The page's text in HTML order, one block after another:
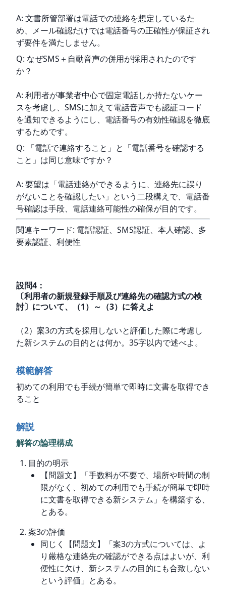
A: 文書所管部署は電話での連絡を想定しているた
め、メール確認だけでは電話番号の正確性が保証され
ず要件を満たしません。
Q: なぜSMS＋自動音声の併用が採用されたのです
か？
A: 利用者が事業者中心で固定電話しか持たないケー
スを考慮し、SMSに加えて電話音声でも認証コード
を通知できるようにし、電話番号の有効性確認を徹底
するためです。
Q: 「電話で連絡すること」と「電話番号を確認する
こと」は同じ意味ですか？
A: 要望は「電話連絡ができるように、連絡先に誤り
がないことを確認したい」という二段構えで、電話番
号確認は手段、電話連絡可能性の確保が目的です。
関連キーワード: 電話認証、SMS認証、本人確認、多
要素認証、利便性
設問4 ：
〔利用者の新規登録手順及び連絡先の確認方式の検
討〕について、（1）～（3）に答えよ
（2）案3の方式を採用しないと評価した際に考慮し
た新システムの目的とは何か。35字以内で述べよ。
模範解答
初めての利用でも手続が簡単で即時に文書を取得でき
ること
解説
解答の論理構成
目的の明示
【問題文】「手数料が不要で、場所や時間の制
限がなく、初めての利用でも手続が簡単で即時
に文書を取得できる新システム」を構築する、
とある。
案3の評価
同じく【問題文】「案3の方式については、よ
り厳格な連絡先の確認ができる点はよいが、利
便性に欠け、新システムの目的にも合致しない
という評価」とある。